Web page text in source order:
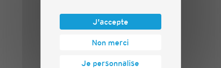
Nos batailles
Nos services
Contact
INFORMATIONS
J'accepte
Non merci
Je personnalise